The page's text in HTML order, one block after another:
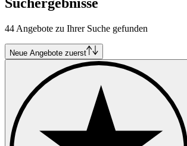
44 Angebote zu Ihrer Suche gefunden
Neue Angebote zuerst